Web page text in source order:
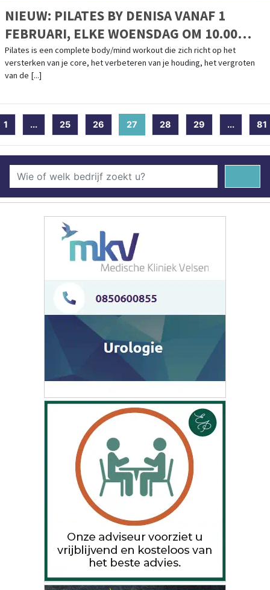
NIEUW: PILATES BY DENISA VANAF 1
FEBRUARI, ELKE WOENSDAG OM 10.00
UUR EN OM 11.00 UUR IN BERGEN, DE
BERKELEY
Pilates is een complete body/mind workout die zich richt op het
versterken van je core, het verbeteren van je houding, het vergroten
van de [...]
1 ... 25 26 27 (current)
28 29 ... 81